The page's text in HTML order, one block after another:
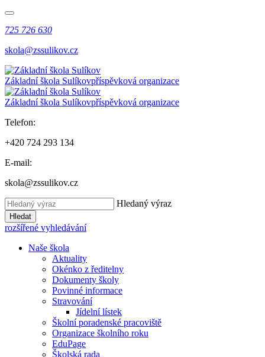
725 726 630
skola@zssulikov.cz
Základní škola Sulíkovpříspěvková organizace
Základní škola Sulíkovpříspěvková organizace
Telefon:
+420 724 293 134
E-mail:
skola@zssulikov.cz
Hledaný výraz
Hledat
rozšířené vyhledávání
Naše škola
Aktuality
Okénko z ředitelny
Dokumenty školy
Povinné informace
Stravování
Jídelní lístek
Školní poradenské pracoviště
Organizace školního roku
EduPage
Školská rada